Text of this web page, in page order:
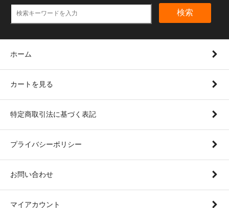
検索
ホーム
カートを見る
特定商取引法に基づく表記
プライバシーポリシー
お問い合わせ
マイアカウント